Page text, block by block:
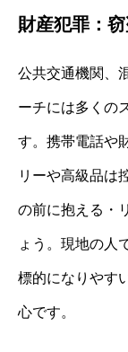
財産犯罪：
公共交通機関、
ーチには多くの
す。携帯電話や
リーや高級品は
の前に抱える・
ょう。現地の人
標的になりやす
心です。